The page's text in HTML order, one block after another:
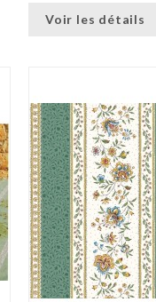
Voir les détails